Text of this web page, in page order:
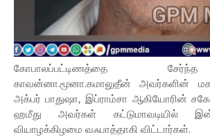
கோபாலப்பட்டிணத்தை
காவன்னா.மூனா.கமாலுதீன் அவர்களின்
அக்பர் பாதுஷா, இப்ராம்சா ஆகியோரின்
ஹமீது அவர்கள் கட்டுமாவடியில்
வியாழக்கிழமை வஃபாத்தாகி விட்டார்கள்.